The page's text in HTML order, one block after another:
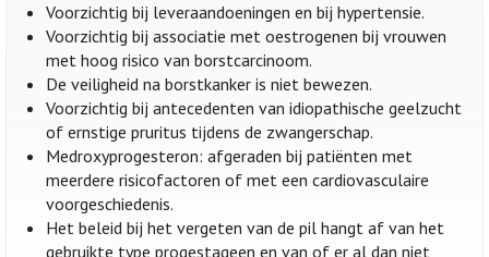
Voorzichtig bij leveraandoeningen en bij hypertensie.
Voorzichtig bij associatie met oestrogenen bij vrouwen
met hoog risico van borstcarcinoom.
De veiligheid na borstkanker is niet bewezen.
Voorzichtig bij antecedenten van idiopathische geelzucht
of ernstige pruritus tijdens de zwangerschap.
Medroxyprogesteron: afgeraden bij patiënten met
meerdere risicofactoren of met een cardiovasculaire
voorgeschiedenis.
Het beleid bij het vergeten van de pil hangt af van het
gebruikte type progestageen en van of er al dan niet